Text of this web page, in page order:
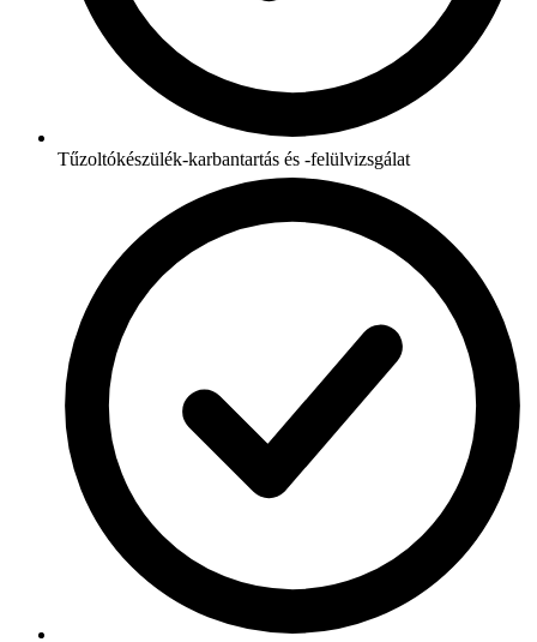
Tűzoltókészülék-karbantartás és -felülvizsgálat